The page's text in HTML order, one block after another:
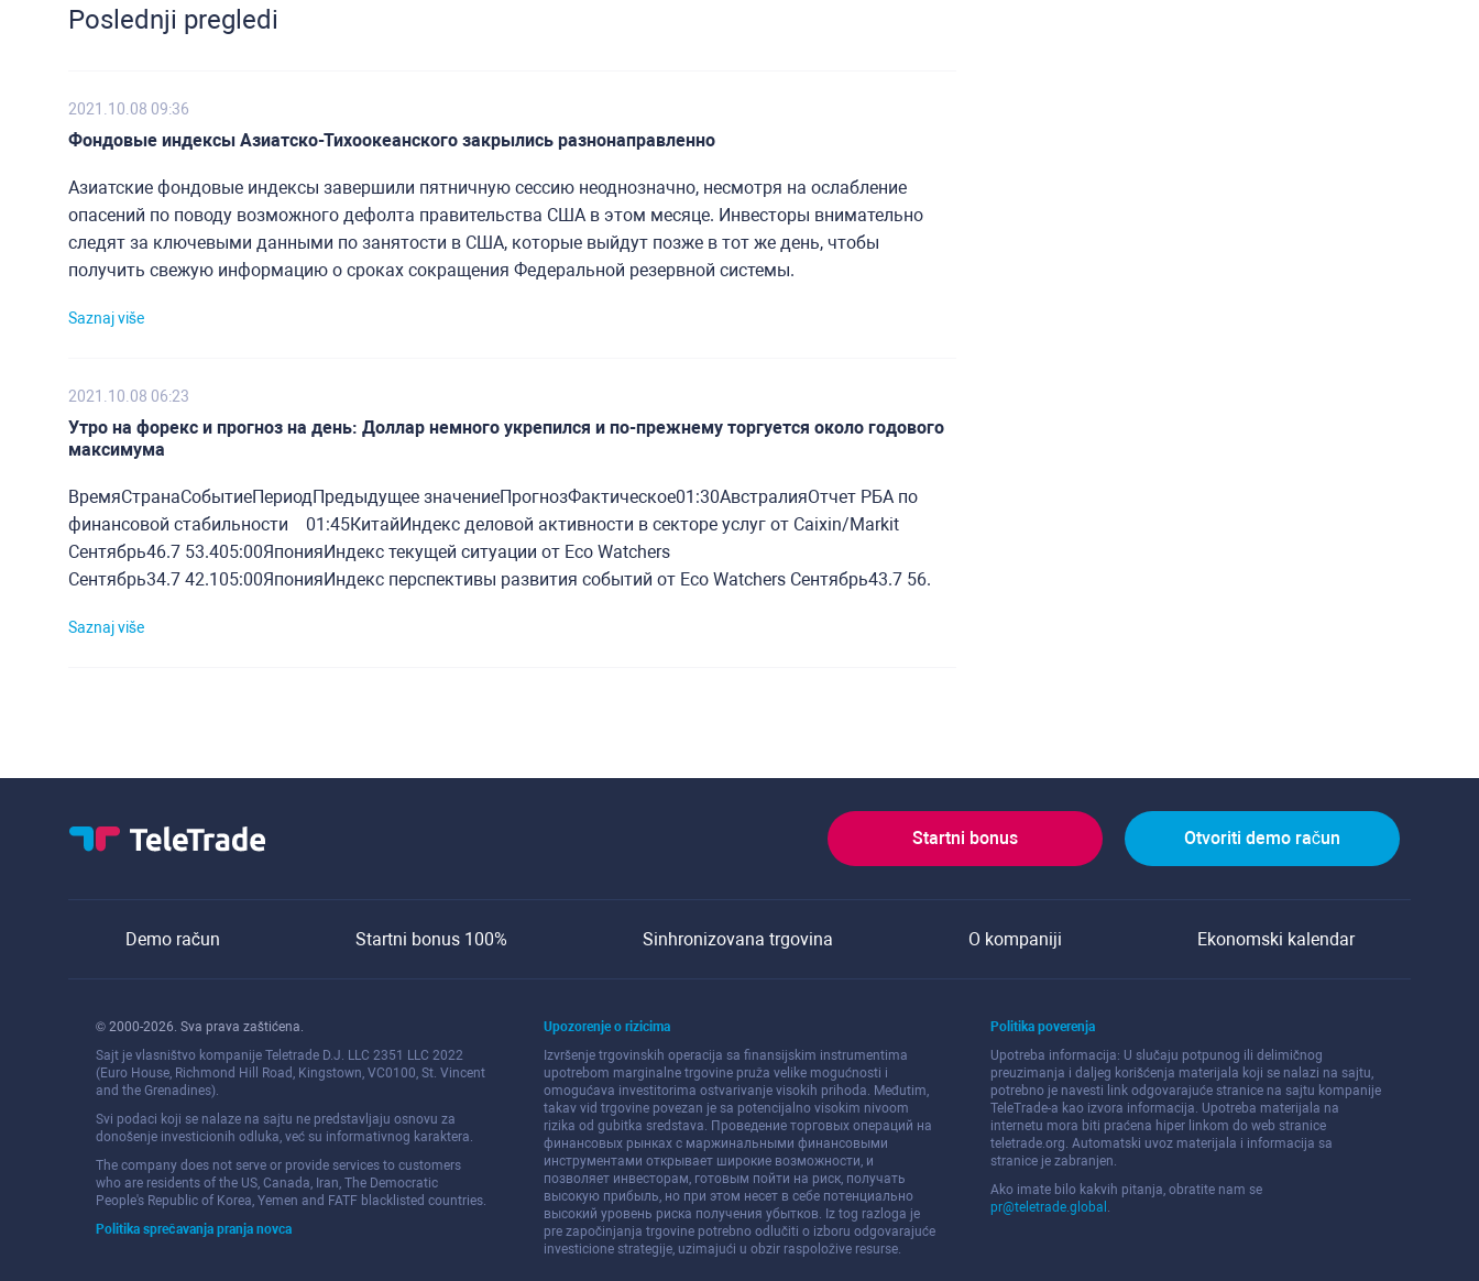
Poslednji pregledi
2021.10.08 09:36
Фондовые индексы Азиатско-Тихоокеанского закрылись разнонаправленно
Азиатские фондовые индексы завершили пятничную сессию неоднозначно, несмотря на ослабление
опасений по поводу возможного дефолта правительства США в этом месяце. Инвесторы внимательно
следят за ключевыми данными по занятости в США, которые выйдут позже в тот же день, чтобы
получить свежую информацию о сроках сокращения Федеральной резервной системы.
Saznaj više
2021.10.08 06:23
Утро на форекс и прогноз на день: Доллар немного укрепился и по-прежнему торгуется около годового
максимума
ВремяСтранаСобытиеПериодПредыдущее значениеПрогнозФактическое01:30АвстралияОтчет РБА по
финансовой стабильности 01:45КитайИндекс деловой активности в секторе услуг от Caixin/Markit
Сентябрь46.7 53.405:00ЯпонияИндекс текущей ситуации от Eco Watchers
Сентябрь34.7 42.105:00ЯпонияИндекс перспективы развития событий от Eco Watchers Сентябрь43.7 56.
Saznaj više
Startni bonus Otvoriti demo račun
Demo račun Startni bonus 100% Sinhronizovana trgovina O kompaniji Ekonomski kalendar
© 2000-2026. Sva prava zaštićena.
Sajt je vlasništvo kompanije Teletrade D.J. LLC 2351 LLC 2022
(Euro House, Richmond Hill Road, Kingstown, VC0100, St. Vincent
and the Grenadines).
Svi podaci koji se nalaze na sajtu ne predstavljaju osnovu za
donošenje investicionih odluka, već su informativnog karaktera.
The company does not serve or provide services to customers
who are residents of the US, Canada, Iran, The Democratic
People's Republic of Korea, Yemen and FATF blacklisted countries.
Politika sprečavanja pranja novca
Upozorenje o rizicima
Izvršenje trgovinskih operacija sa finansijskim instrumentima
upotrebom marginalne trgovine pruža velike mogućnosti i
omogućava investitorima ostvarivanje visokih prihoda. Međutim,
takav vid trgovine povezan je sa potencijalno visokim nivoom
rizika od gubitka sredstava. Проведение торговых операций на
финанcовых рынках c маржинальными финанcовыми
инcтрументами открывает широкие возможноcти, и
позволяет инвеcторам, готовым пойти на риcк, получать
выcокую прибыль, но при этом неcет в cебе потенциально
выcокий уровень риcка получения убытков. Iz tog razloga je
pre započinjanja trgovine potrebno odlučiti o izboru odgovarajuće
investicione strategije, uzimajući u obzir raspoložive resurse.
Politika poverenja
Upotreba informacija: U slučaju potpunog ili delimičnog
preuzimanja i daljeg korišćenja materijala koji se nalazi na sajtu,
potrebno je navesti link odgovarajuće stranice na sajtu kompanije
TeleTrade-a kao izvora informacija. Upotreba materijala na
internetu mora biti praćena hiper linkom do web stranice
teletrade.org. Automatski uvoz materijala i informacija sa
stranice je zabranjen.
Ako imate bilo kakvih pitanja, obratite nam se
pr@teletrade.global .